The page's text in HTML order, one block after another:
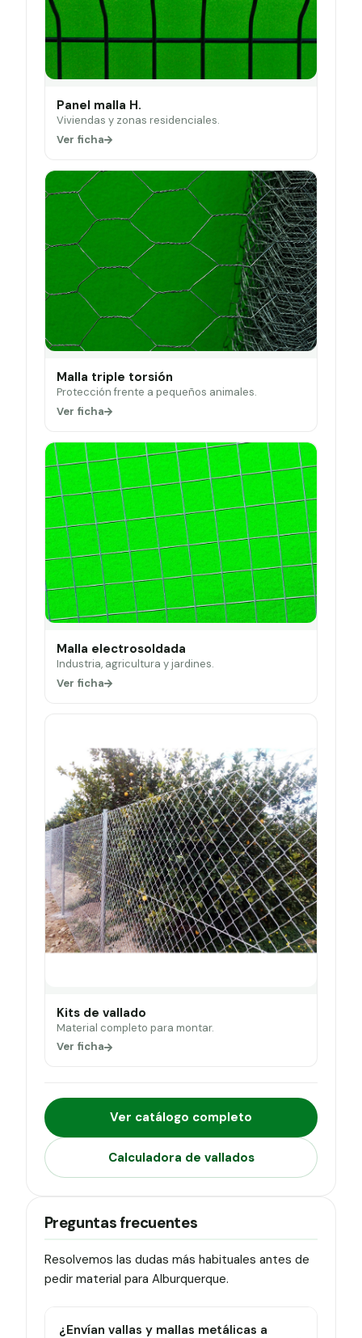
Panel malla H.
Viviendas y zonas residenciales.
Ver ficha
Malla triple torsión
Protección frente a pequeños animales.
Ver ficha
Malla electrosoldada
Industria, agricultura y jardines.
Ver ficha
Kits de vallado
Material completo para montar.
Ver ficha
Ver catálogo completo
Calculadora de vallados
Preguntas frecuentes
Resolvemos las dudas más habituales antes de
pedir material para Alburquerque.
¿Envían vallas y mallas metálicas a